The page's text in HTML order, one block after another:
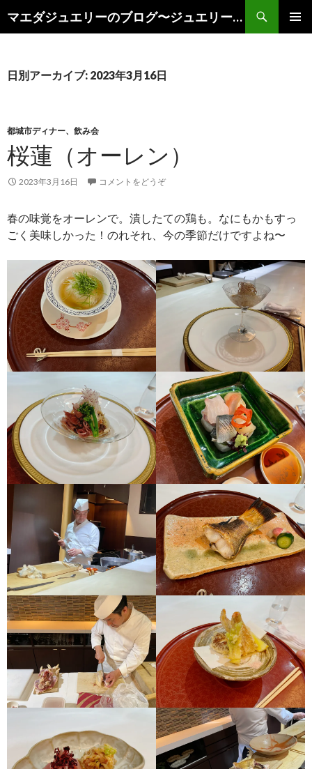
マエダジュエリーのブログ〜ジュエリーのある日々〜
索
ン
動
日別アーカイブ: 2023年3月16日
都城市ディナー、飲み会
桜蓮（オーレン）
2023年3月16日 コメントをどうぞ
春の味覚をオーレンで。潰したての鶏も。なにもかもすっ
ごく美味しかった！のれそれ、今の季節だけですよね〜